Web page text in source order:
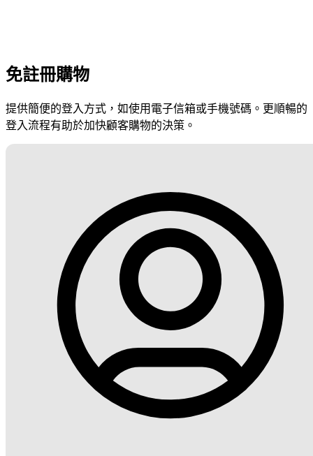
免註冊購物
提供簡便的登入方式，如使用電子信箱或手機號碼。更順暢的
登入流程有助於加快顧客購物的決策。